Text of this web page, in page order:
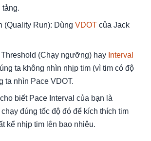
tảng.
(Quality Run): Dùng VDOT của Jack
(Chạy ngưỡng) hay Interval
ta không nhìn nhịp tim (vì tim có độ
ta nhìn Pace VDOT.
biết Pace Interval của bạn là
đúng tốc độ đó để kích thích tim
kể nhịp tim lên bao nhiêu.